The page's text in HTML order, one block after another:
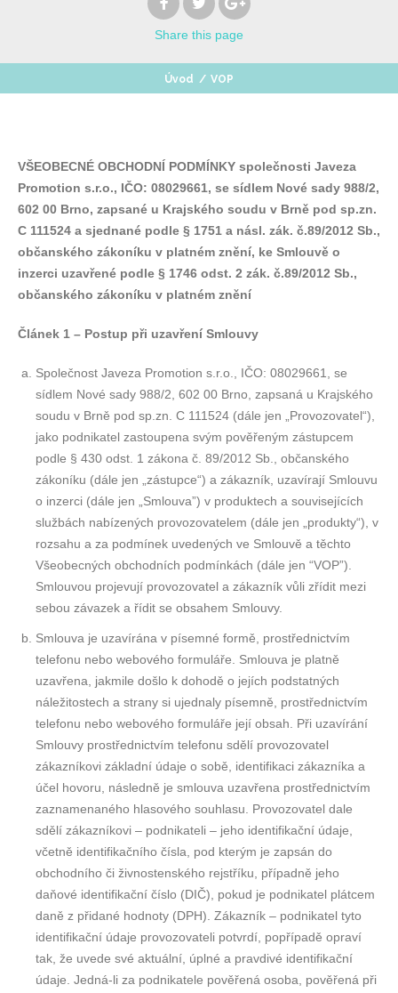
Share this page
Úvod / VOP
VŠEOBECNÉ OBCHODNÍ PODMÍNKY společnosti Javeza
Promotion s.r.o., IČO: 08029661, se sídlem Nové sady 988/2,
602 00 Brno, zapsané u Krajského soudu v Brně pod sp.zn.
C 111524 a sjednané podle § 1751 a násl. zák. č.89/2012 Sb.,
občanského zákoníku v platném znění, ke Smlouvě o
inzerci uzavřené podle § 1746 odst. 2 zák. č.89/2012 Sb.,
občanského zákoníku v platném znění
Článek 1 – Postup při uzavření Smlouvy
Společnost Javeza Promotion s.r.o., IČO: 08029661
, se
sídlem Nové sady 988/2, 602 00 Brno, zapsaná u Krajského
soudu v Brně pod sp.zn. C 111524 (dále jen „Provozovatel“),
jako podnikatel zastoupena svým pověřeným zástupcem
podle § 430 odst. 1 zákona č. 89/2012 Sb., občanského
zákoníku (dále jen „zástupce“) a zákazník, uzavírají Smlouvu
o inzerci (dále jen „Smlouva”) v produktech a souvisejících
službách nabízených provozovatelem (dále jen „produkty“), v
rozsahu a za podmínek uvedených ve Smlouvě a těchto
Všeobecných obchodních podmínkách (dále jen “VOP”).
Smlouvou projevují provozovatel a zákazník vůli zřídit mezi
sebou závazek a řídit se obsahem Smlouvy.
Smlouva je uzavírána v písemné formě, prostřednictvím
telefonu nebo webového formuláře. Smlouva je platně
uzavřena, jakmile došlo k dohodě o jejích podstatných
náležitostech a strany si ujednaly písemně, prostřednictvím
telefonu nebo webového formuláře její obsah. Při uzavírání
Smlouvy prostřednictvím telefonu sdělí provozovatel
zákazníkovi základní údaje o sobě, identifikaci zákazníka a
účel hovoru, následně je smlouva uzavřena prostřednictvím
zaznamenaného hlasového souhlasu. Provozovatel dale
sdělí zákazníkovi – podnikateli – jeho identifikační údaje,
včetně identifikačního čísla, pod kterým je zapsán do
obchodního či živnostenského rejstříku, případně jeho
daňové identifikační číslo (DIČ), pokud je podnikatel plátcem
daně z přidané hodnoty (DPH). Zákazník – podnikatel tyto
identifikační údaje provozovateli potvrdí, popřípadě opraví
tak, že uvede své aktuální, úplné a pravdivé identifikační
údaje. Jedná-li za podnikatele pověřená osoba, pověřená při